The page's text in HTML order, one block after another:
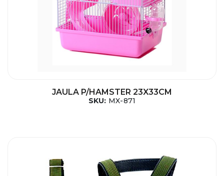
JAULA P/HAMSTER 23X33CM
SKU: MX-871